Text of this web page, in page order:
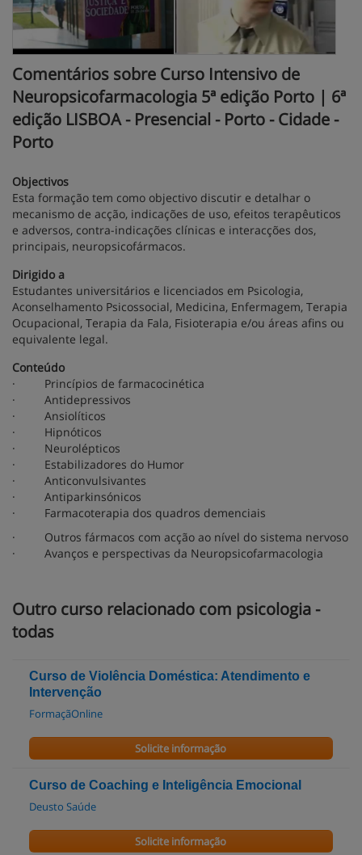
Comentários sobre Curso Intensivo de
Neuropsicofarmacologia 5ª edição Porto | 6ª
edição LISBOA - Presencial - Porto - Cidade -
Porto
Objectivos
Esta formação tem como objectivo discutir e detalhar o
mecanismo de acção, indicações de uso, efeitos terapêuticos
e adversos, contra-indicações clínicas e interacções dos,
principais, neuropsicofármacos.
Dirigido a
Estudantes universitários e licenciados em Psicologia,
Aconselhamento Psicossocial, Medicina, Enfermagem, Terapia
Ocupacional, Terapia da Fala, Fisioterapia e/ou áreas afins ou
equivalente legal.
Conteúdo
· Princípios de farmacocinética
· Antidepressivos
· Ansiolíticos
· Hipnóticos
· Neurolépticos
· Estabilizadores do Humor
· Anticonvulsivantes
· Antiparkinsónicos
· Farmacoterapia dos quadros demenciais
· Outros fármacos com acção ao nível do sistema nervoso
· Avanços e perspectivas da Neuropsicofarmacologia
Outro curso relacionado com psicologia -
todas
Curso de Violência Doméstica: Atendimento e
Intervenção
FormaçãOnline
Solicite informação
Curso de Coaching e Inteligência Emocional
Deusto Saúde
Solicite informação